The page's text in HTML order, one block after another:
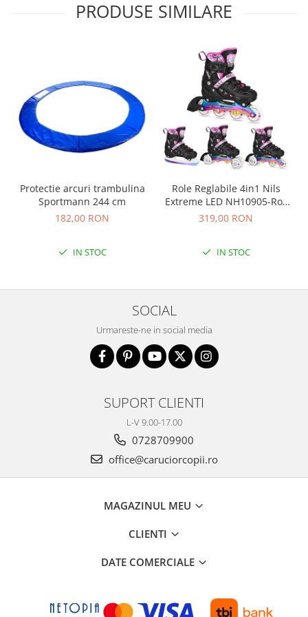
PRODUSE SIMILARE
Protectie arcuri trambulina
Sportmann 244 cm
182,00 RON
IN STOC
Role Reglabile 4in1 Nils
Extreme LED NH10905-Roz
curcubeu
319,00 RON
IN STOC
SOCIAL
Urmareste-ne in social media
SUPORT CLIENTI
L-V 9.00-17.00
0728709900
office@caruciorcopii.ro
MAGAZINUL MEU
CLIENTI
DATE COMERCIALE